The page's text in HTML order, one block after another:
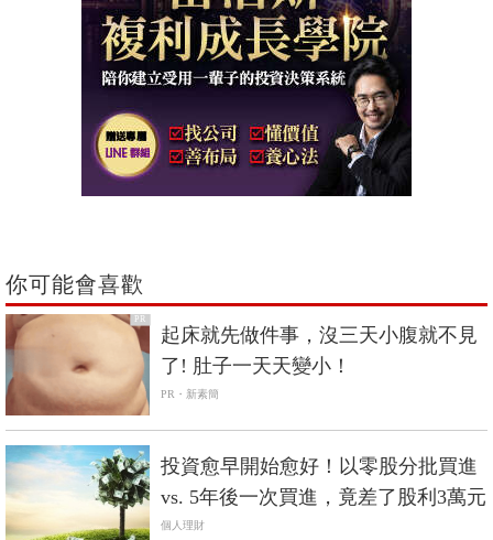
你可能會喜歡
PR
起床就先做件事，沒三天小腹就不見
了! 肚子一天天變小！
PR・新素簡
投資愈早開始愈好！以零股分批買進
vs. 5年後一次買進，竟差了股利3萬元
個人理財